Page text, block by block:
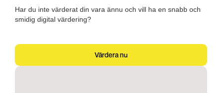
Har du inte värderat din vara ännu och vill ha en snabb och
smidig digital värdering?
Värdera nu